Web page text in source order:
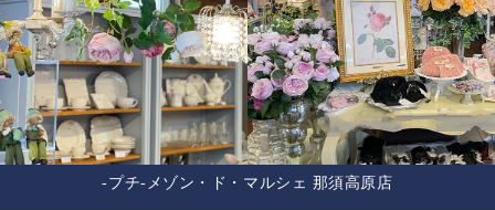
-プチ-メゾン・ド・マルシェ 那須高原店